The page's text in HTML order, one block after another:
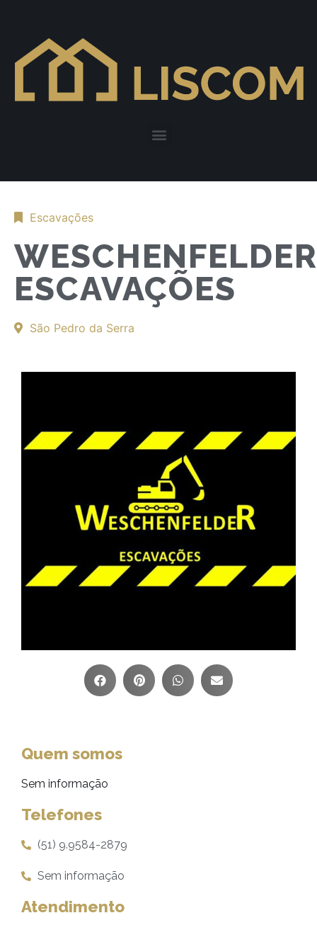
Escavações
WESCHENFELDER
ESCAVAÇÕES
São Pedro da Serra
Quem somos
Sem informação
Telefones
(51) 9.9584-2879
Sem informação
Atendimento